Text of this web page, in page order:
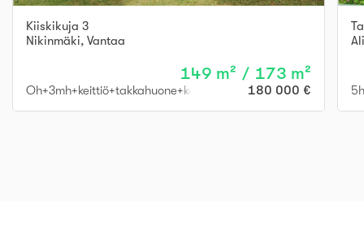
Kiiskikuja 3
Nikinmäki, Vantaa
149 m² / 173 m²
Oh+3mh+keittiö+takkahuone+kaksi kylpyhuonetta ja
180 000 €